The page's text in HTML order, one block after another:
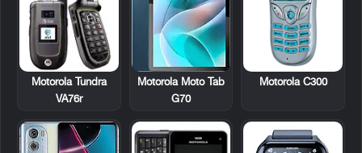
Motorola C300
Motorola Moto Tab
G70
Motorola Tundra
VA76r